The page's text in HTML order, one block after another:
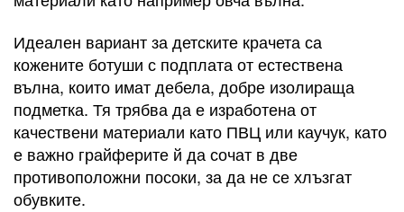
Идеален вариант за детските крачета са
кожените ботуши с подплата от естествена
вълна, които имат дебела, добре изолираща
подметка. Тя трябва да е изработена от
качествени материали като ПВЦ или каучук, като
е важно грайферите й да сочат в две
противоположни посоки, за да не се хлъзгат
обувките.